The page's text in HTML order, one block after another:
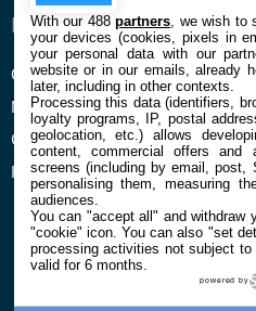
ENTREPRISE
Qui sommes nous
Mentions légales et CGU
Confidentialité et Cookies
Préférences cookies
With our 488partners , we wish
your devices (cookies, pixels in
your personal data with our
website or in our emails, already
later, including in other contexts.
Processing this data (identifiers,
loyalty programs, IP, postal
geolocation, etc.) allows
content, commercial offers
screens (including by email, post,
personalising them, measuring
audiences.
You can "accept all" and withdraw
"cookie" icon. You can also "set
processing activities not subject
valid for 6 months.
powered by